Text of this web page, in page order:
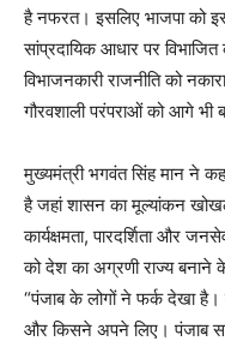
है नफरत। इसलिए भाजपा को इस
सांप्रदायिक आधार पर
विभाजनकारी राजनीति को
गौरवशाली परंपराओं को आगे भी
मुख्यमंत्री भगवंत सिंह मान ने
है जहां शासन का मूल्यांकन
कार्यक्षमता, पारदर्शिता और
को देश का अग्रणी राज्य बनाने
“पंजाब के लोगों ने फर्क देखा
और किसने अपने लिए। पंजाब